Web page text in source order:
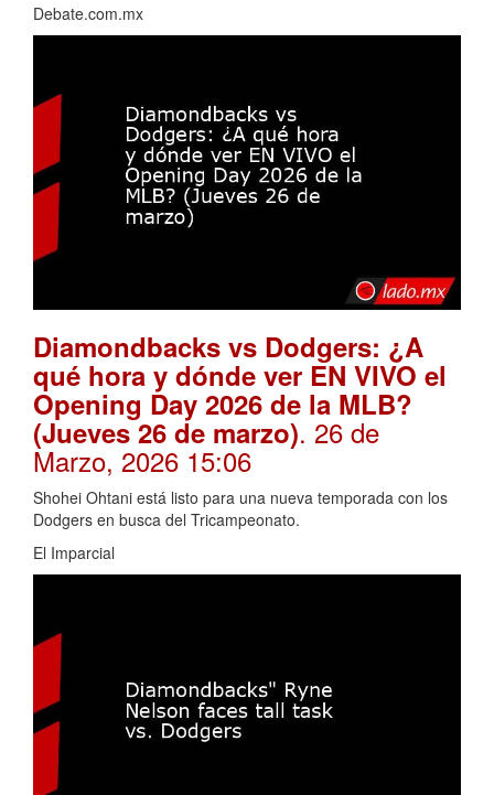
Debate.com.mx
Diamondbacks vs Dodgers: ¿A
qué hora y dónde ver EN VIVO el
Opening Day 2026 de la MLB?
(Jueves 26 de marzo). 26 de
Marzo, 2026 15:06
Shohei Ohtani está listo para una nueva temporada con los
Dodgers en busca del Tricampeonato.
El Imparcial